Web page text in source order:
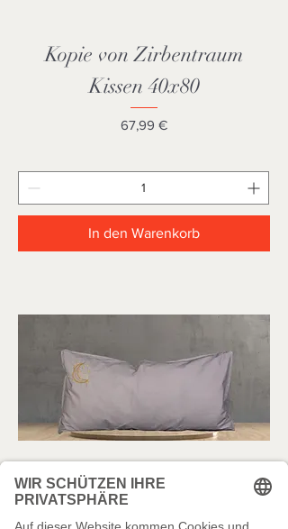
Kopie von Zirbentraum
Kissen 40x80
Preis
67,99 €
In den Warenkorb